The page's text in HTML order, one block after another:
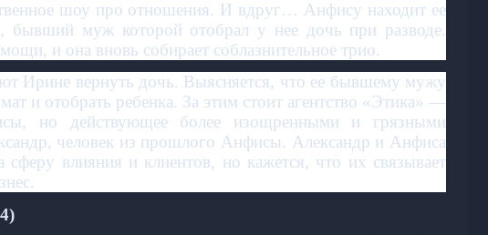
шоу про отношения. И вдруг… Анфису находит ее
бывший муж которой отобрал у нее дочь при разводе.
и она вновь собирает соблазнительное трио.
Ирине вернуть дочь. Выясняется, что ее бывшему мужу
и отобрать ребенка. За этим стоит агентство «Этика» —
но действующее более изощренными и грязными
человек из прошлого Анфисы. Александр и Анфиса
сферу влияния и клиентов, но кажется, что их связывает